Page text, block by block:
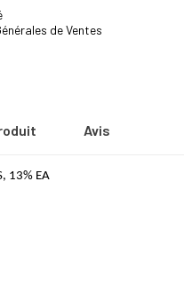
de Ventes
Avis
13% EA